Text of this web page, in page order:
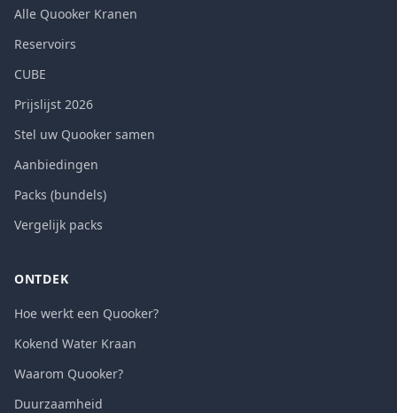
Alle Quooker Kranen
Reservoirs
CUBE
Prijslijst 2026
Stel uw Quooker samen
Aanbiedingen
Packs (bundels)
Vergelijk packs
ONTDEK
Hoe werkt een Quooker?
Kokend Water Kraan
Waarom Quooker?
Duurzaamheid